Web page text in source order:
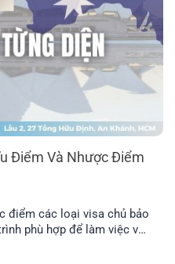
Điểm Và Nhược Điểm
điểm các loại visa chủ bảo
phù hợp để làm việc và